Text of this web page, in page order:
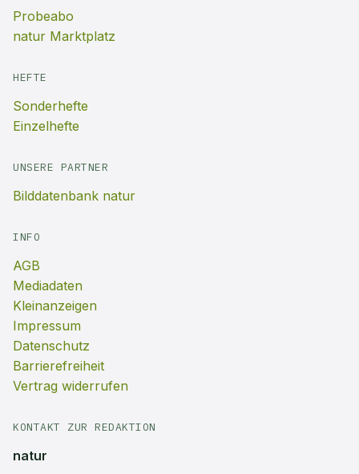
Probeabo
natur Marktplatz
HEFTE
Sonderhefte
Einzelhefte
UNSERE PARTNER
Bilddatenbank natur
INFO
AGB
Mediadaten
Kleinanzeigen
Impressum
Datenschutz
Barrierefreiheit
Vertrag widerrufen
KONTAKT ZUR REDAKTION
natur